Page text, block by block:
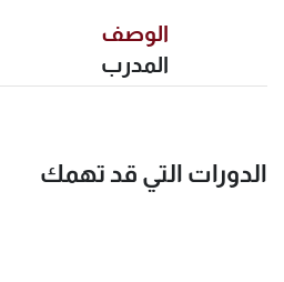
الوصف
المدرب
الدورات التي قد تهمك